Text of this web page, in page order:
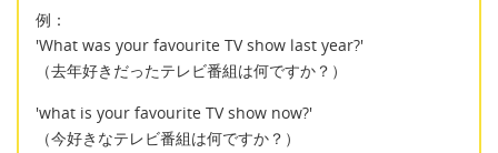
例：
'What was your favourite TV show last year?'
（去年好きだったテレビ番組は何ですか？）
'what is your favourite TV show now?'
（今好きなテレビ番組は何ですか？）